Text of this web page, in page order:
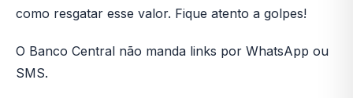
como resgatar esse valor. Fique atento a golpes!
O Banco Central não manda links por WhatsApp ou
SMS.